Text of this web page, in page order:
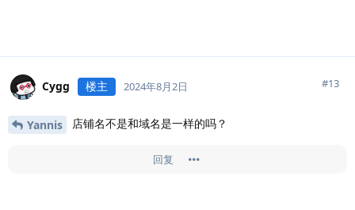
Cygg 楼主 2024年8月2日 #13
Yannis 店铺名不是和域名是一样的吗？
回复